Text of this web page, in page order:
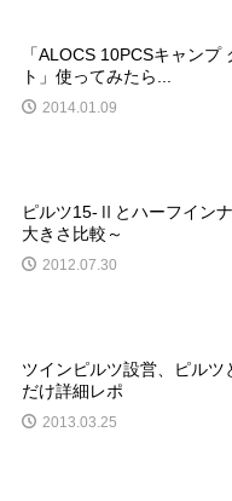
「ALOCS 10PCSキャンプ
ト」使ってみたら...
2014.01.09
ピルツ15-Ⅱとハーフイン
大きさ比較～
2012.07.30
ツインピルツ設営、ピルツ
だけ詳細レポ
2013.03.25